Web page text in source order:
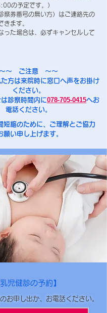
の予定です。）
察券番号の無い方）はご連絡先の
きます。
った場合は、必ずキャンセルして
～～ ご注意 ～～
方は来院時に窓口へ声をお掛け
ください。
診察時間内に078-705-0415へお
電話ください。
短縮のために、ご理解とご協力
願い申し上げます。
乳児健診の予約】
お申し出か、お電話ください。